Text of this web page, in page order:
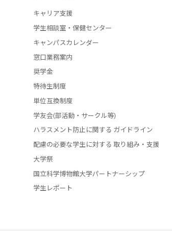
キャリア支援
学生相談室・保健センター
キャンパスカレンダー
窓口業務案内
奨学金
特待生制度
単位互換制度
学友会(部活動・サークル等)
ハラスメント防止に関する ガイドライン
配慮の必要な学生に対する 取り組み・支援
大学祭
国立科学博物館大学パートナーシップ
学生レポート